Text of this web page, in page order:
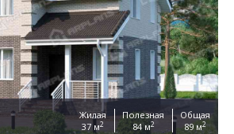
Жилая
37 м2
Полезная
84 м2
Общая
89 м2